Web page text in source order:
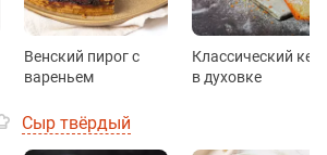
Венский пирог с
вареньем
Классический
в духовке
Сыр твёрдый